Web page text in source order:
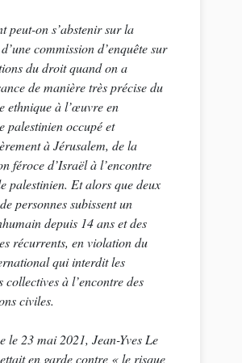
peut-on s’abstenir sur la
commission d’enquête sur
du droit quand on a
de manière très précise du
ethnique à l’œuvre en
palestinien occupé et
à Jérusalem, de la
féroce d’Israël à l’encontre
palestinien. Et alors que deux
personnes subissent un
depuis 14 ans et des
récurrents, en violation du
qui interdit les
collectives à l’encontre des
civiles.
le 23 mai 2021, Jean-Yves Le
en garde contre « le risque